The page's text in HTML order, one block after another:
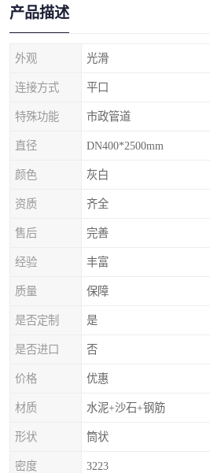
产品描述
外观 光滑
连接方式 平口
特殊功能 市政管道
直径 DN400*2500mm
颜色 灰白
资质 齐全
售后 完善
经验 丰富
质量 保障
是否定制 是
是否进口 否
价格 优惠
材质 水泥+沙石+钢筋
形状 筒状
密度 3223